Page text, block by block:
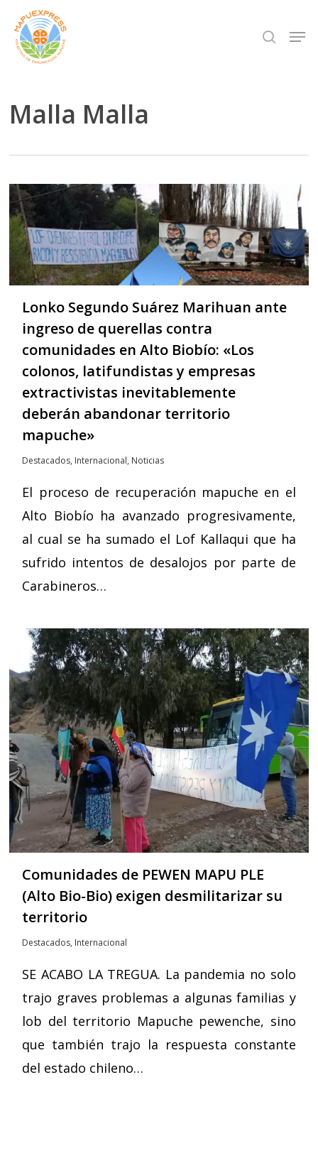
Skip
main
search
Malla Malla
Lonko Segundo Suárez Marihuan ante
ingreso de querellas contra
comunidades en Alto Biobío: «Los
colonos, latifundistas y empresas
extractivistas inevitablemente
deberán abandonar territorio
mapuche»
Destacados, Internacional, Noticias
El proceso de recuperación mapuche en el
Alto Biobío ha avanzado progresivamente,
al cual se ha sumado el Lof Kallaqui que ha
sufrido intentos de desalojos por parte de
Carabineros…
Comunidades de PEWEN MAPU PLE
(Alto Bio-Bio) exigen desmilitarizar su
territorio
Destacados, Internacional
SE ACABO LA TREGUA. La pandemia no solo
trajo graves problemas a algunas familias y
lob del territorio Mapuche pewenche, sino
que también trajo la respuesta constante
del estado chileno…
Close